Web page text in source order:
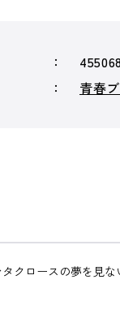
青春
クロースの夢を見